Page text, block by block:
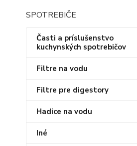
SPOTREBIČE
Časti a príslušenstvo
kuchynských spotrebičov
Filtre na vodu
Filtre pre digestory
Hadice na vodu
Iné